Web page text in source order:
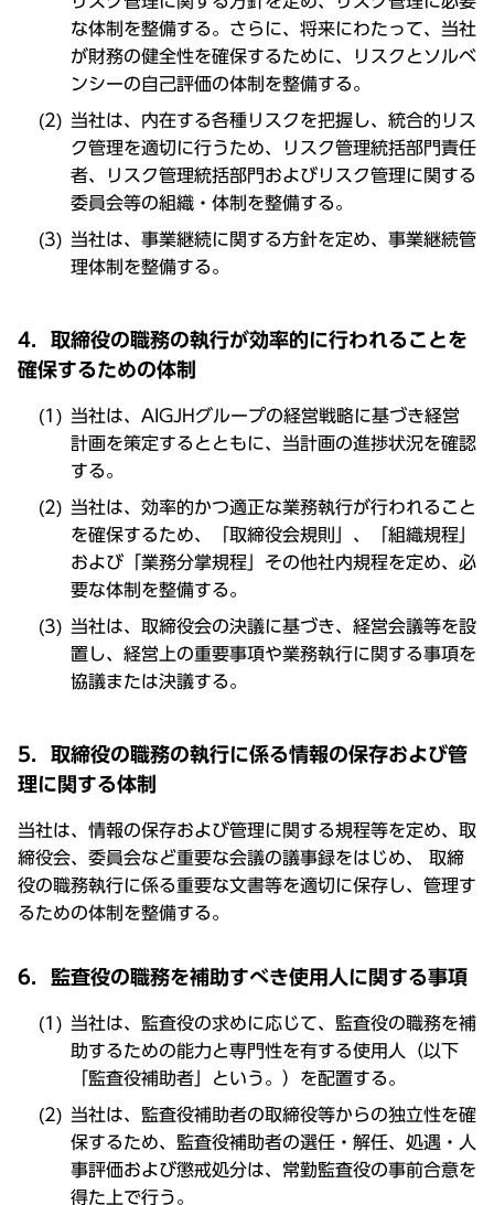
な体制を整備する。さらに、将来にわたって、当社
が財務の健全性を確保するために、リスクとソルベ
ンシーの自己評価の体制を整備する。
当社は、内在する各種リスクを把握し、統合的リス
ク管理を適切に行うため、リスク管理統括部門責任
者、リスク管理統括部門およびリスク管理に関する
委員会等の組織・体制を整備する。
当社は、事業継続に関する方針を定め、事業継続管
理体制を整備する。
4．取締役の職務の執行が効率的に行われることを
確保するための体制
当社は、AIGJHグループの経営戦略に基づき経営
計画を策定するとともに、当計画の進捗状況を確認
する。
当社は、効率的かつ適正な業務執行が行われること
を確保するため、「取締役会規則」、「組織規程」
および「業務分掌規程」その他社内規程を定め、必
要な体制を整備する。
当社は、取締役会の決議に基づき、経営会議等を設
置し、経営上の重要事項や業務執行に関する事項を
協議または決議する。
5．取締役の職務の執行に係る情報の保存および管
理に関する体制
当社は、情報の保存および管理に関する規程等を定め、取
締役会、委員会など重要な会議の議事録をはじめ、 取締
役の職務執行に係る重要な文書等を適切に保存し、管理す
るための体制を整備する。
6．監査役の職務を補助すべき使用人に関する事項
当社は、監査役の求めに応じて、監査役の職務を補
助するための能力と専門性を有する使用人（以下
「監査役補助者」という。）を配置する。
当社は、監査役補助者の取締役等からの独立性を確
保するため、監査役補助者の選任・解任、処遇・人
事評価および懲戒処分は、常勤監査役の事前合意を
得た上で行う。